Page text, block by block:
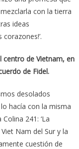
con la tierra
ideas
centro de Vietnam, en
de Fidel.
desolados
hacía con la misma
241: ‘La
Nam del Sur y la
cuestión de